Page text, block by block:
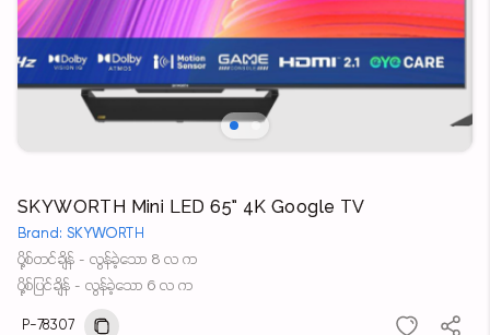
SKYWORTH Mini LED 65” 4K Google TV
Brand: SKYWORTH
ပို့စ်တင်ချိန် - လွန်ခဲ့သော 8 လ က
ပို့စ်ပြင်ချိန် - လွန်ခဲ့သော 6 လ က
P-78307